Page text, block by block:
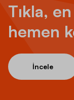
Tıkla,
hemen
İncele